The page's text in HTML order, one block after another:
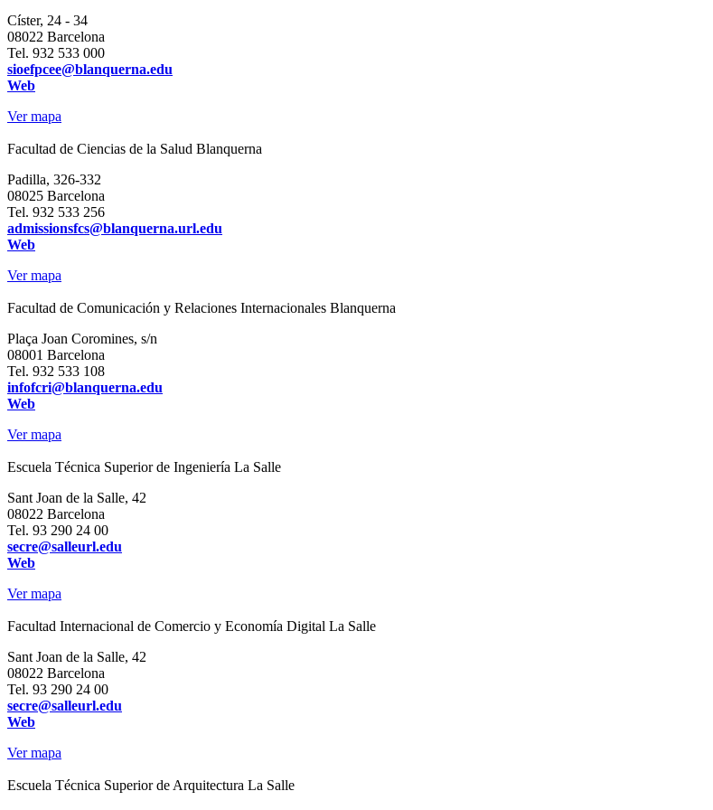
Císter, 24 - 34
08022 Barcelona
Tel. 932 533 000
sioefpcee@blanquerna.edu
Web
Ver mapa
Facultad de Ciencias de la Salud Blanquerna
Padilla, 326-332
08025 Barcelona
Tel. 932 533 256
admissionsfcs@blanquerna.url.edu
Web
Ver mapa
Facultad de Comunicación y Relaciones Internacionales Blanquerna
Plaça Joan Coromines, s/n
08001 Barcelona
Tel. 932 533 108
infofcri@blanquerna.edu
Web
Ver mapa
Escuela Técnica Superior de Ingeniería La Salle
Sant Joan de la Salle, 42
08022 Barcelona
Tel. 93 290 24 00
secre@salleurl.edu
Web
Ver mapa
Facultad Internacional de Comercio y Economía Digital La Salle
Sant Joan de la Salle, 42
08022 Barcelona
Tel. 93 290 24 00
secre@salleurl.edu
Web
Ver mapa
Escuela Técnica Superior de Arquitectura La Salle